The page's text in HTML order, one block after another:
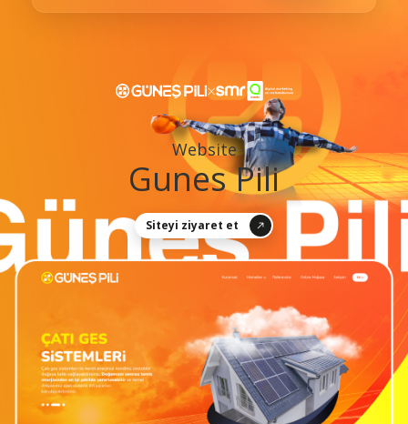
×
Website
Gunes Pili
Siteyi ziyaret et